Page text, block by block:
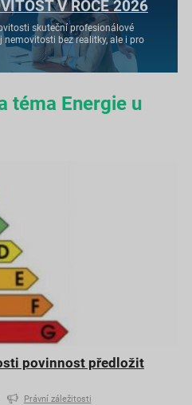
V ROCE 2026
skuteční profesionálové
bez realitky, ale i pro
téma Energie u
povinnost předložit
Právní záležitosti